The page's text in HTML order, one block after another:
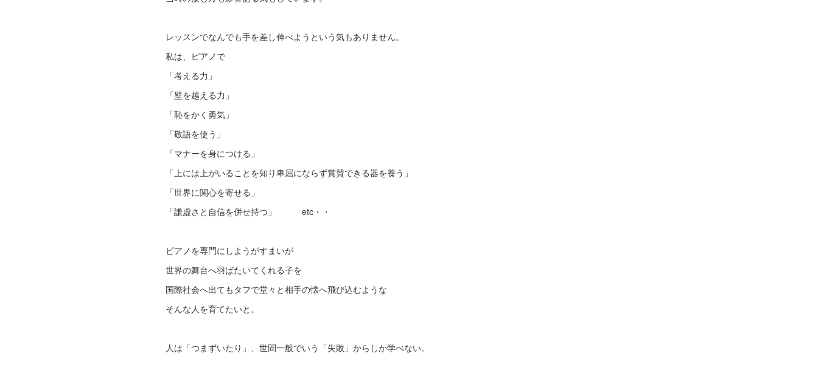
レッスンでなんでも手を差し伸べようという気もありません。
私は、ピアノで
「考える力」
「壁を越える力」
「恥をかく勇気」
「敬語を使う」
「マナーを身につける」
「上には上がいることを知り卑屈にならず賞賛できる器を養う」
「世界に関心を寄せる」
「謙虚さと自信を併せ持つ」 etc・・
ピアノを専門にしようがすまいが
世界の舞台へ羽ばたいてくれる子を
国際社会へ出てもタフで堂々と相手の懐へ飛び込むような
そんな人を育てたいと。
人は「つまずいたり」、世間一般でいう「失敗」からしか学べない。